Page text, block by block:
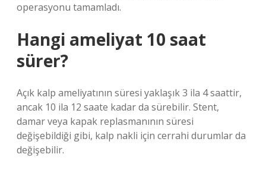
operasyonu tamamladı.
Hangi ameliyat 10 saat
sürer?
Açık kalp ameliyatının süresi yaklaşık 3 ila 4 saattir,
ancak 10 ila 12 saate kadar da sürebilir. Stent,
damar veya kapak replasmanının süresi
değişebildiği gibi, kalp nakli için cerrahi durumlar da
değişebilir.